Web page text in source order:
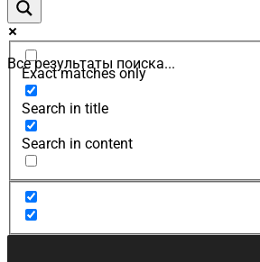
Все результаты поиска...
Exact matches only
Search in title
Search in content